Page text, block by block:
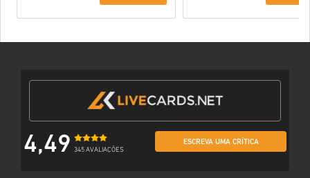
4,49 345 AVALIAÇÕES
ESCREVA UMA CRÍTICA